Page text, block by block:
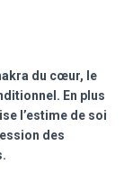
du cœur, le
En plus
l’estime de soi
des